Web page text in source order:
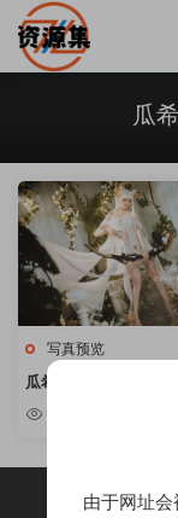
瓜
写真预览
瓜希酱 -《明日方舟
atinum)》
由于网址会